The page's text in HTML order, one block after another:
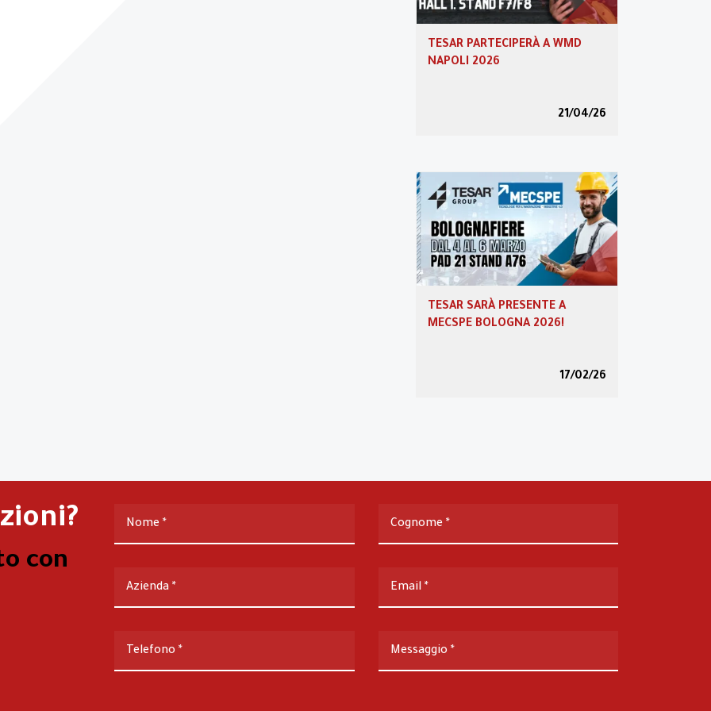
TESAR PARTECIPERÀ A WMD
NAPOLI 2026
21/04/26
TESAR SARÀ PRESENTE A
MECSPE BOLOGNA 2026!
17/02/26
Transizione 5.0
Partner Program
con
Nome * Cognome *
Azienda * Email *
Telefono * Messaggio *